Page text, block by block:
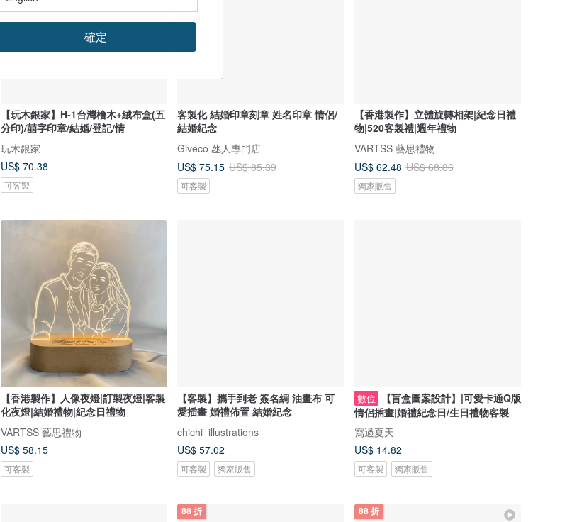
【玩木銀家】H-1台灣檜木+絨布盒(五
分印)/囍字印章/結婚/登記/情
玩木銀家
US$ 70.38
可客製
客製化 結婚印章刻章 姓名印章 情侶/
結婚紀念
Giveco 氹人專門店
US$ 75.15 US$ 85.39
可客製
【香港製作】立體旋轉相架|紀念日禮
物|520客製禮|週年禮物
VARTSS 藝思禮物
US$ 62.48 US$ 68.86
獨家販售
【香港製作】人像夜燈|訂製夜燈|客製
化夜燈|結婚禮物|紀念日禮物
VARTSS 藝思禮物
US$ 58.15
可客製
【客製】攜手到老 簽名綢 油畫布 可
愛插畫 婚禮佈置 結婚紀念
chichi_illustrations
US$ 57.02
可客製 獨家販售
數位
【盲盒圖案設計】|可愛卡通Q版
情侶插畫|婚禮紀念日/生日禮物客製
寫過夏天
US$ 14.82
可客製 獨家販售
88 折 88 折
確定